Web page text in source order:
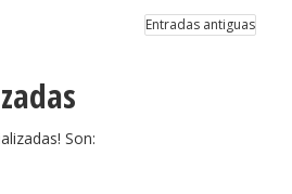
Entradas antiguas
Son: